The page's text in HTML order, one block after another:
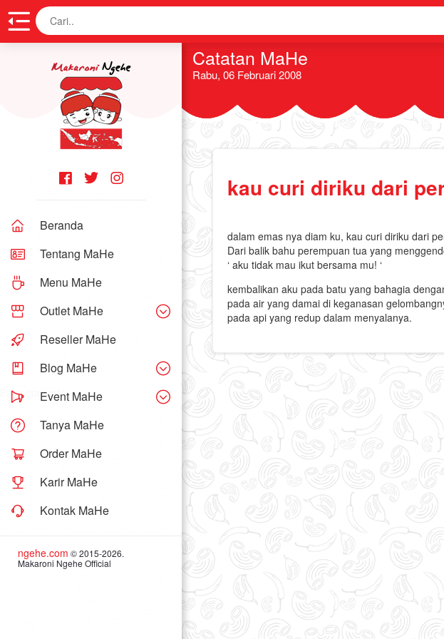
Beranda
Tentang MaHe
Menu MaHe
Outlet MaHe
Reseller MaHe
Blog MaHe
Event MaHe
Tanya MaHe
Order MaHe
Karir MaHe
Kontak MaHe
ngehe.com © 2015-2026.
Makaroni Ngehe Official
Cari
Catatan MaHe
Rabu, 06 Februari 2008
kau curi diriku dari
dalam emas nya diam ku, kau curi diriku dari
Dari balik bahu perempuan tua yang
‘ aku tidak mau ikut bersama mu! ‘
kembalikan aku pada batu yang bahagia
pada air yang damai di keganasan
pada api yang redup dalam menyalanya.
Page contents